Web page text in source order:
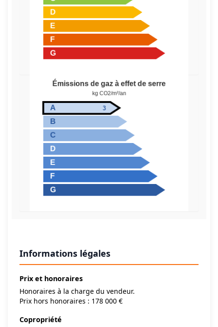
Informations légales
Prix et honoraires
Honoraires à la charge du vendeur.
Prix hors honoraires : 178 000 €
Copropriété